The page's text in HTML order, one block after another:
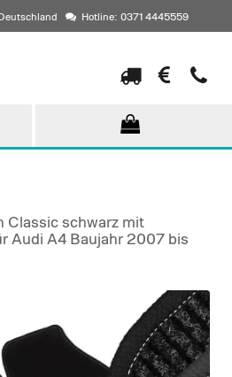
Hotline: 0371 4445559
Classic schwarz mit
Audi A4 Baujahr 2007 bis